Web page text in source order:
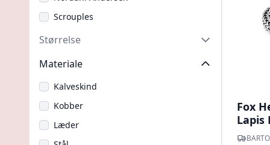
Scrouples
Størrelse
Materiale
Kalveskind
Kobber
Læder
Fox
Lapis